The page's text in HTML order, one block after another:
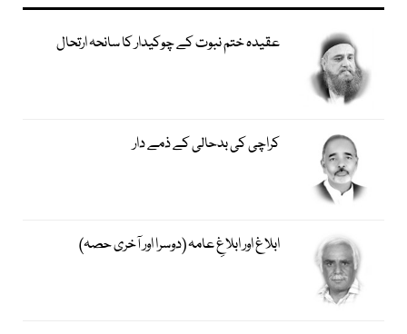
عقیدہ ختم نبوت کے چوکیدار کا سانحہ ارتحال
کراچی کی بدحالی کے ذمے دار
ابلاغ اور ابلاغِ عامہ (دوسرا اور آخری حصہ)